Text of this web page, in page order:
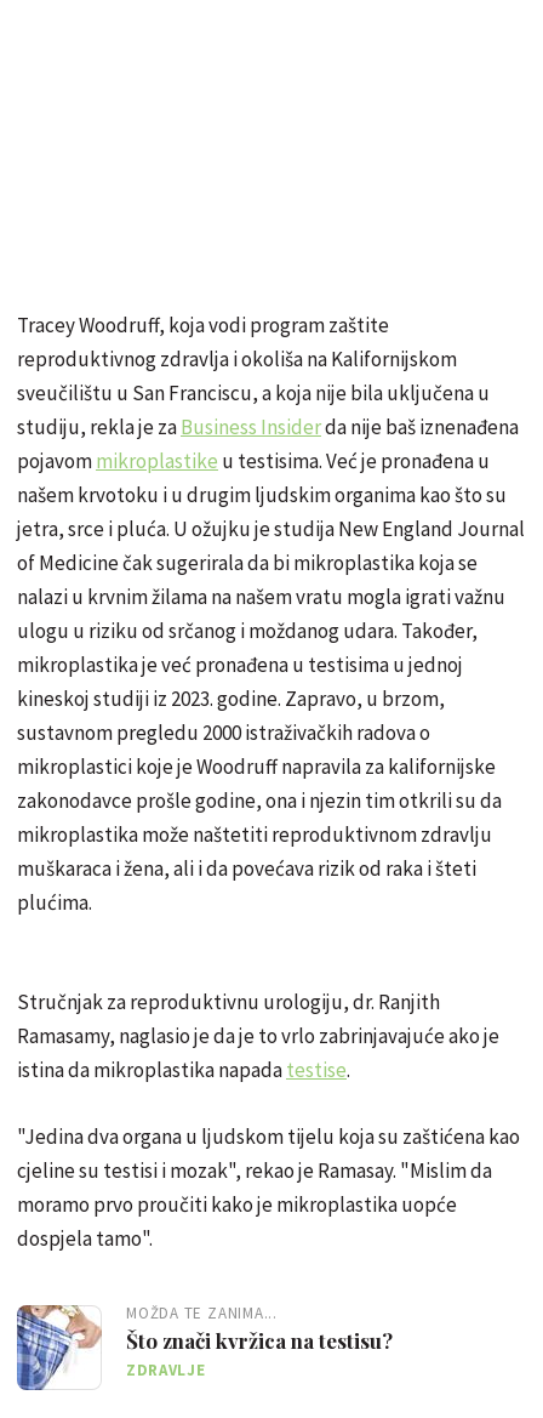
Tracey Woodruff, koja vodi program zaštite
reproduktivnog zdravlja i okoliša na Kalifornijskom
sveučilištu u San Franciscu, a koja nije bila uključena u
studiju, rekla je zaBusiness Insiderda nije baš iznenađena
pojavommikroplastike u testisima. Već je pronađena u
našem krvotoku i u drugim ljudskim organima kao što su
jetra, srce i pluća. U ožujku je studija New England Journal
of Medicine čak sugerirala da bi mikroplastika koja se
nalazi u krvnim žilama na našem vratu mogla igrati važnu
ulogu u riziku od srčanog i moždanog udara. Također,
mikroplastika je već pronađena u testisima u jednoj
kineskoj studiji iz 2023. godine. Zapravo, u brzom,
sustavnom pregledu 2000 istraživačkih radova o
mikroplastici koje je Woodruff napravila za kalifornijske
zakonodavce prošle godine, ona i njezin tim otkrili su da
mikroplastika može naštetiti reproduktivnom zdravlju
muškaraca i žena, ali i da povećava rizik od raka i šteti
plućima.
Stručnjak za reproduktivnu urologiju, dr. Ranjith
Ramasamy, naglasio je da je to vrlo zabrinjavajuće ako je
istina da mikroplastika napadatestise.
"Jedina dva organa u ljudskom tijelu koja su zaštićena kao
cjeline su testisi i mozak", rekao je Ramasay. "Mislim da
moramo prvo proučiti kako je mikroplastika uopće
dospjela tamo".
MOŽDA TE ZANIMA...
Što znači kvržica na testisu?
ZDRAVLJE